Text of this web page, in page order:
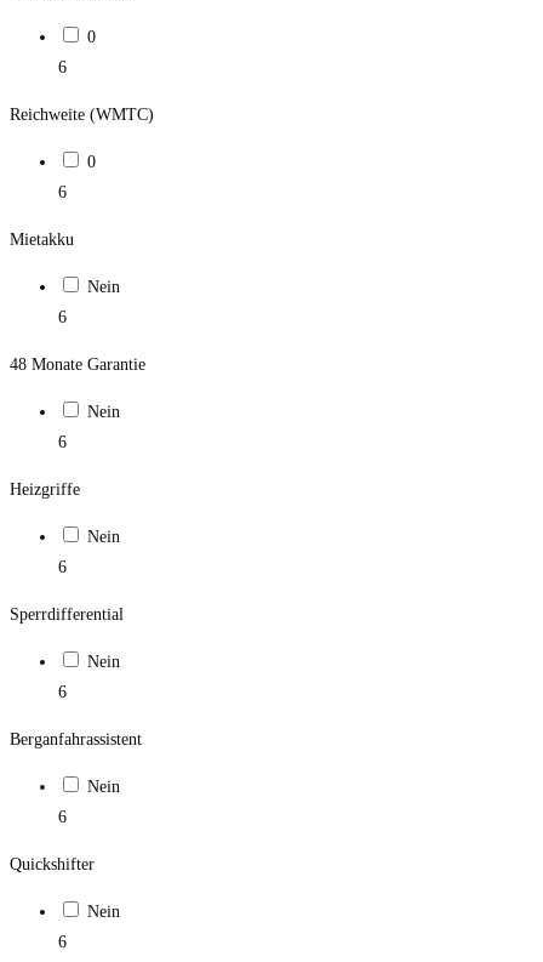
0
6
Reichweite (WMTC)
0
6
Mietakku
Nein
6
48 Monate Garantie
Nein
6
Heizgriffe
Nein
6
Sperrdifferential
Nein
6
Berganfahrassistent
Nein
6
Quickshifter
Nein
6